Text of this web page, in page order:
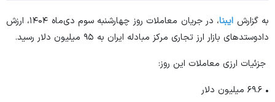
به گزارش ایبنا
، در جریان معاملات روز چهارشنبه سوم دی‌ماه ۱۴۰۴، ارزش
دادوستد‌های بازار ارز تجاری مرکز مبادله ایران به ۹۵ میلیون دلار رسید.
جزئیات ارزی معاملات این روز:
• ۶۹.۶ میلیون دلار